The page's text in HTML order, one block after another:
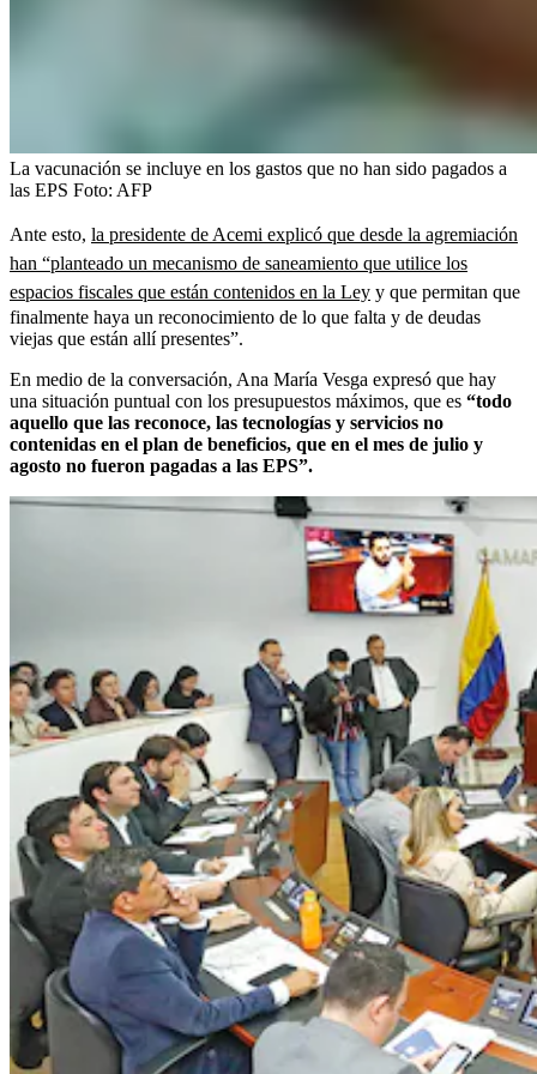
La vacunación se incluye en los gastos que no han sido pagados a
las EPS Foto: AFP
Ante esto, la presidente de Acemi explicó que desde la agremiación
han “planteado un mecanismo de saneamiento que utilice los
espacios fiscales que están contenidos en la Ley y que permitan que
finalmente haya un reconocimiento de lo que falta y de deudas
viejas que están allí presentes”.
En medio de la conversación, Ana María Vesga expresó que hay
una situación puntual con los presupuestos máximos, que es “todo
aquello que las reconoce, las tecnologías y servicios no
contenidas en el plan de beneficios, que en el mes de julio y
agosto no fueron pagadas a las EPS”.